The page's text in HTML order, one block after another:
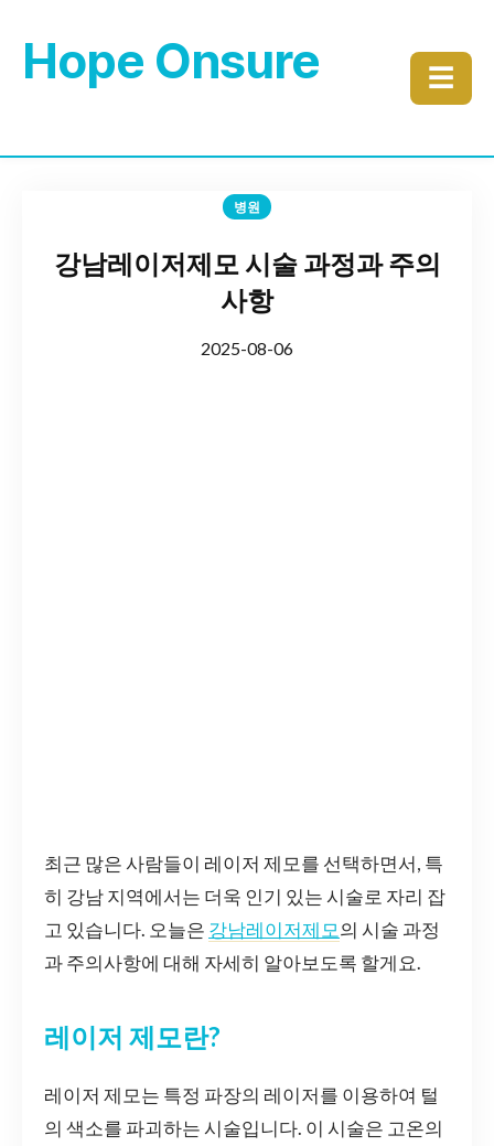
Hope Onsure ☰
병원
강남레이저제모 시술 과정과 주의
사항
2025-08-06
최근 많은 사람들이 레이저 제모를 선택하면서, 특
히 강남 지역에서는 더욱 인기 있는 시술로 자리 잡
고 있습니다. 오늘은 강남레이저제모의 시술 과정
과 주의사항에 대해 자세히 알아보도록 할게요.
레이저 제모란?
레이저 제모는 특정 파장의 레이저를 이용하여 털
의 색소를 파괴하는 시술입니다. 이 시술은 고온의